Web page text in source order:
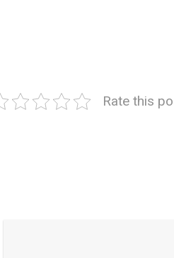
Rate this